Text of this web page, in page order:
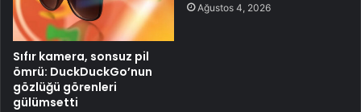
Sıfır kamera, sonsuz pil
ömrü: DuckDuckGo’nun
gözlüğü görenleri
gülümsetti
Ağustos 4, 2026